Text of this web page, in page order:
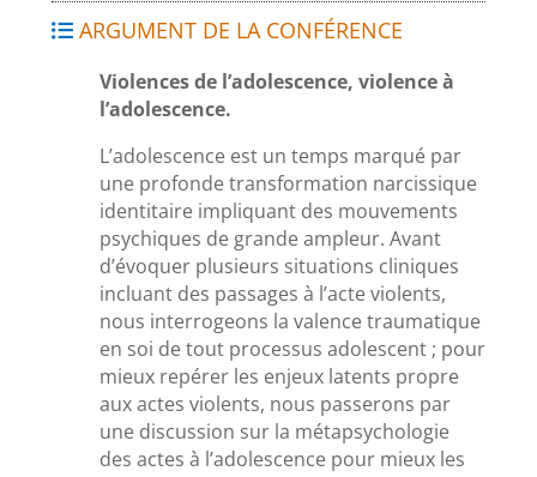
ARGUMENT DE LA CONFÉRENCE
Violences de l’adolescence, violence à
l’adolescence.
L’adolescence est un temps marqué par
une profonde transformation narcissique
identitaire impliquant des mouvements
psychiques de grande ampleur. Avant
d’évoquer plusieurs situations cliniques
incluant des passages à l’acte violents,
nous interrogeons la valence traumatique
en soi de tout processus adolescent ; pour
mieux repérer les enjeux latents propre
aux actes violents, nous passerons par
une discussion sur la métapsychologie
des actes à l’adolescence pour mieux les